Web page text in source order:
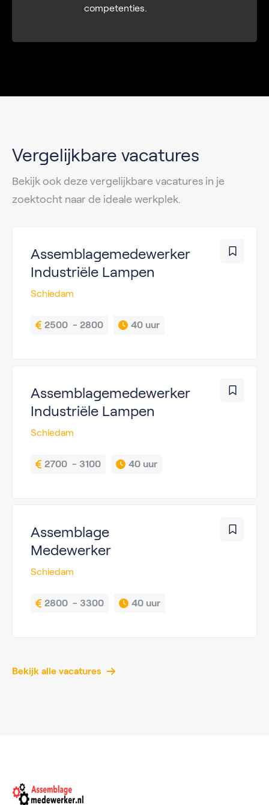
competenties.
Vergelijkbare vacatures
Bekijk ook deze vergelijkbare vacatures in je
zoektocht naar de ideale werkplek.
Assemblagemedewerker
Industriële Lampen
Schiedam
2500  - 2800 40 uur
Assemblagemedewerker
Industriële Lampen
Schiedam
2700  - 3100 40 uur
Assemblage
Medewerker
Schiedam
2800  - 3300 40 uur
Bekijk alle vacatures